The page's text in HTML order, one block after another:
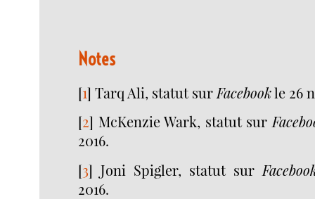
Notes
[1]Tarq Ali, statut sur Facebookle 26
[2] McKenzie Wark, statut sur
2016.
[3]Joni Spigler, statut sur
2016.